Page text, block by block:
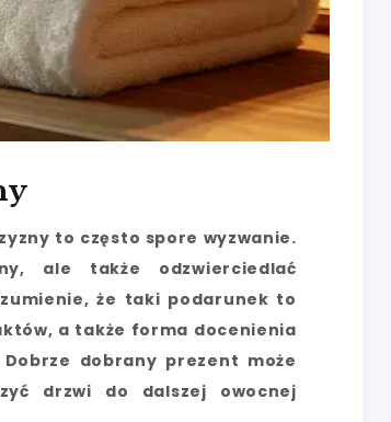
to często spore wyzwanie.
ale także odzwierciedlać
że taki podarunek to
a także forma docenienia
dobrany prezent może
drzwi do dalszej owocnej